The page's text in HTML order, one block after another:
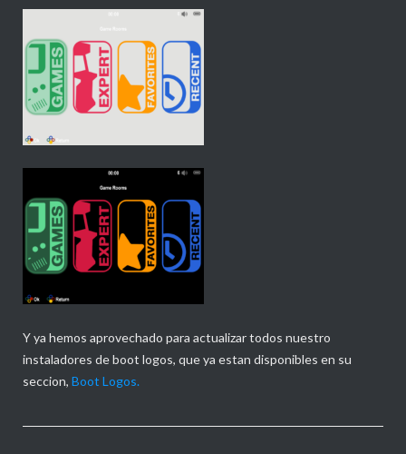
Y ya hemos aprovechado para actualizar todos nuestro
instaladores de boot logos, que ya estan disponibles en su
seccion, Boot Logos.